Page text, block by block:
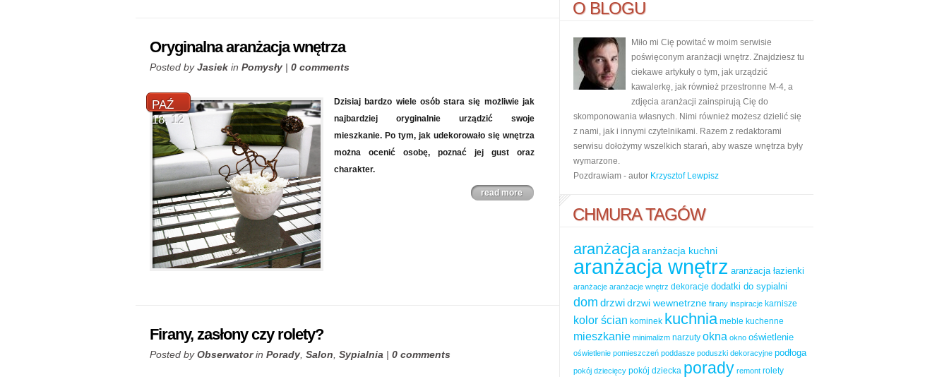
Oryginalna aranżacja wnętrza
Posted byJasiek in Pomysły | 0 comments
PAŹ
18, 12
Dzisiaj bardzo wiele osób stara się możliwie jak
najbardziej oryginalnie urządzić swoje
mieszkanie. Po tym, jak udekorowało się wnętrza
można ocenić osobę, poznać jej gust oraz
charakter.
read more
Firany, zasłony czy rolety?
Posted byObserwatorin Porady Salon Sypialnia | 0 comments
O BLOGU
Miło mi Cię powitać w moim serwisie
poświęconym aranżacji wnętrz. Znajdziesz tu
ciekawe artykuły o tym, jak urządzić
kawalerkę, jak również przestronne M-4, a
zdjęcia aranżacji zainspirują Cię do
skomponowania własnych. Nimi również możesz dzielić się
z nami, jak i innymi czytelnikami. Razem z redaktorami
serwisu dołożymy wszelkich starań, aby wasze wnętrza były
wymarzone.
Pozdrawiam - autor Krzysztof Lewpisz
CHMURA TAGÓW
aranżacjaaranżacja kuchni
aranżacja wnętrz aranżacja łazienki
aranżacje aranżacje wnętrz dekoracje dodatki do sypialni
dom drzwidrzwi wewnetrzne firany inspiracje karnisze
kolor ścian kominek kuchnia meble kuchenne
mieszkanie minimalizm narzuty okna okno oświetlenie
oświetlenie pomieszczeń poddasze poduszki dekoracyjne podłoga
pokój dziecięcy pokój dziecka porady remont rolety